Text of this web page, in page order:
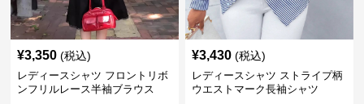
¥3,350 (税込)
レディースシャツ フロントリボ
ンフリルレース半袖ブラウス
¥3,430 (税込)
レディースシャツ ストライプ柄
ウエストマーク長袖シャツ